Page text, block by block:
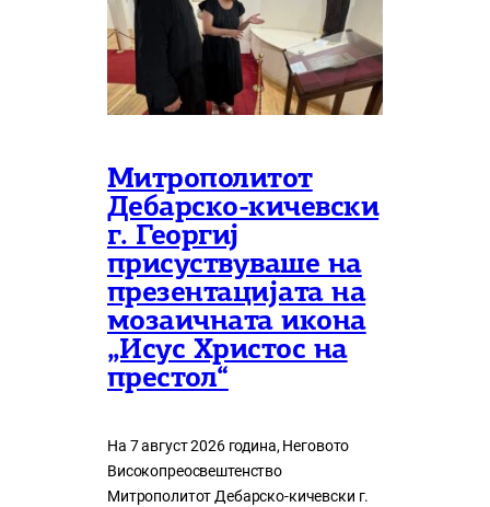
Митрополитот
Дебарско-кичевски
г. Георгиј
присуствуваше на
презентацијата на
мозаичната икона
„Исус Христос на
престол“
На 7 август 2026 година, Неговото
Високопреосвештенство
Митрополитот Дебарско-кичевски г.